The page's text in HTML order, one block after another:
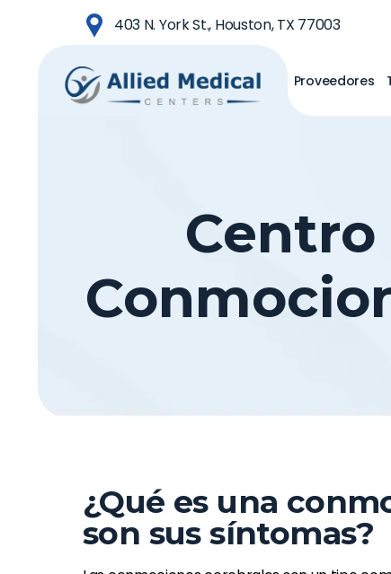
contenido
403 N. York St., Houston, TX 77003
Proveedores
¿Qué es una
son sus síntomas?